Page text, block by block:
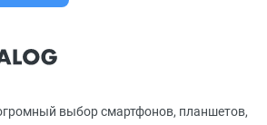
огромный выбор смартфонов, планшетов,